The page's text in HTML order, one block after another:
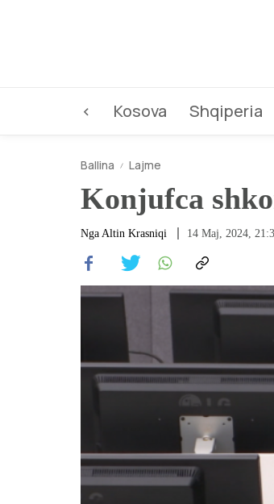
< Kosova Shqiperia
Ballina Lajme
Konjufca
Nga Altin Krasniqi 14 Maj, 2024,